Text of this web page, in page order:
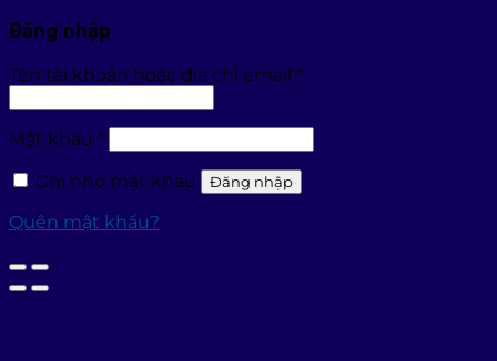
Đăng nhập
Tên tài khoản hoặc địa chỉ email *
Mật khẩu *
Ghi nhớ mật khẩu
Đăng nhập
Quên mật khẩu?